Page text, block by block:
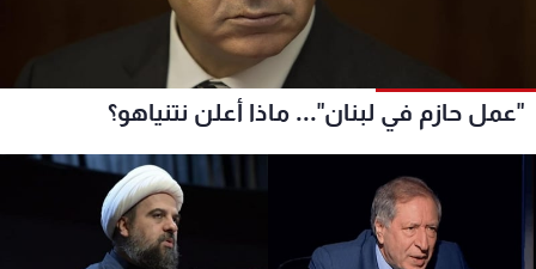
"عمل حازم في لبنان"... ماذا أعلن نتنياهو؟